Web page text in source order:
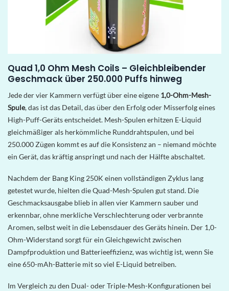
Quad 1,0 Ohm Mesh Coils – Gleichbleibender
Geschmack über 250.000 Puffs hinweg
Jede der vier Kammern verfügt über eine eigene 1,0-Ohm-Mesh-
Spule, das ist das Detail, das über den Erfolg oder Misserfolg eines
High-Puff-Geräts entscheidet. Mesh-Spulen erhitzen E-Liquid
gleichmäßiger als herkömmliche Runddrahtspulen, und bei
250.000 Zügen kommt es auf die Konsistenz an – niemand möchte
ein Gerät, das kräftig anspringt und nach der Hälfte abschaltet.
Nachdem der Bang King 250K einen vollständigen Zyklus lang
getestet wurde, hielten die Quad-Mesh-Spulen gut stand. Die
Geschmacksausgabe blieb in allen vier Kammern sauber und
erkennbar, ohne merkliche Verschlechterung oder verbrannte
Aromen, selbst weit in die Lebensdauer des Geräts hinein. Der 1,0-
Ohm-Widerstand sorgt für ein Gleichgewicht zwischen
Dampfproduktion und Batterieeffizienz, was wichtig ist, wenn Sie
eine 650-mAh-Batterie mit so viel E-Liquid betreiben.
Im Vergleich zu den Dual- oder Triple-Mesh-Konfigurationen bei